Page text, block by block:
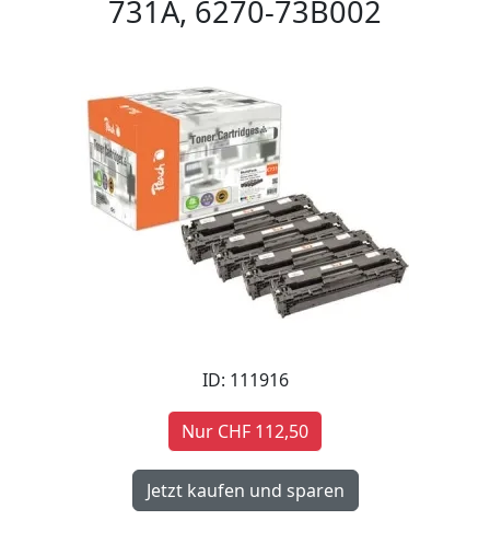
731A, 6270-73B002
ID: 111916
Nur CHF 112,50